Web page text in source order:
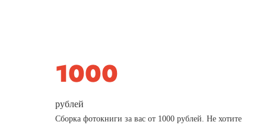
рублей
Сборка фотокниги за вас от 1000 рублей. Не хотите